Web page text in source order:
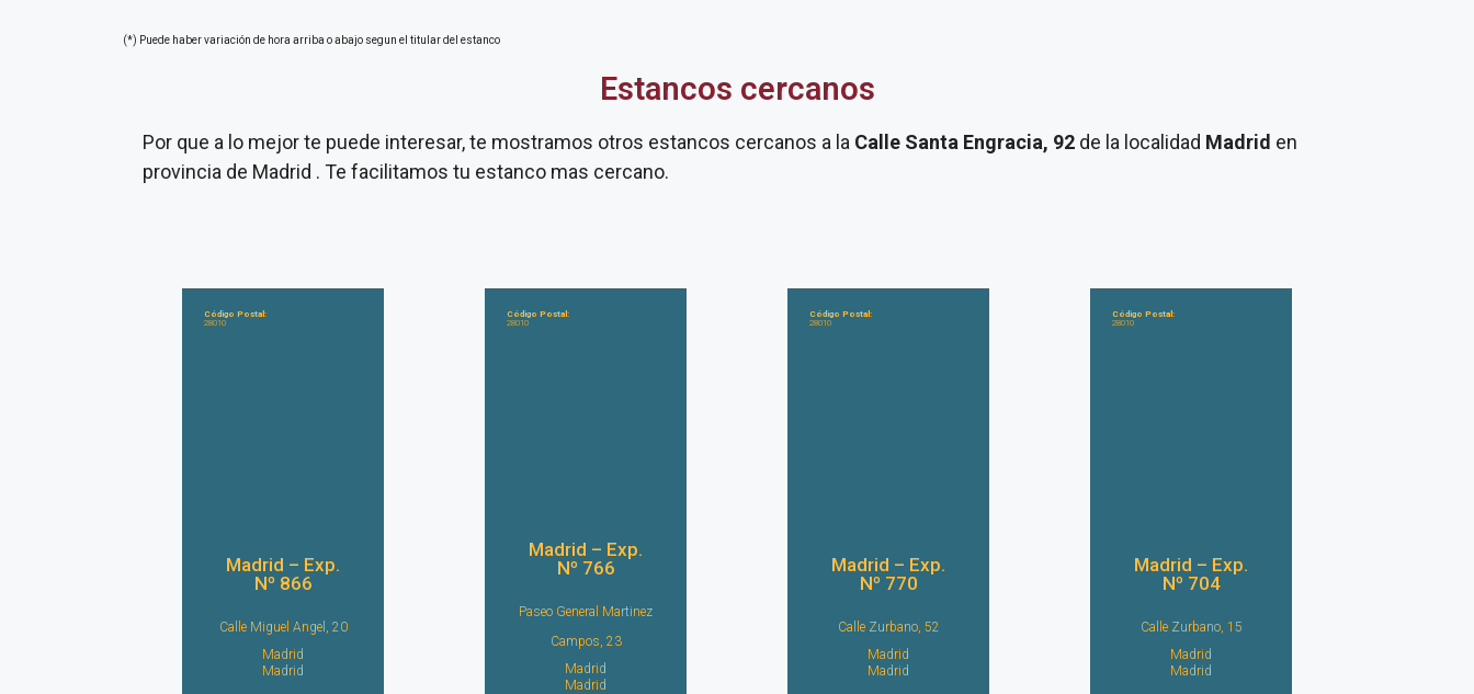
(*) Puede haber variación de hora arriba o abajo segun el titular del estanco
Estancos cercanos
Por que a lo mejor te puede interesar, te mostramos otros estancos cercanos a la Calle Santa Engracia, 92 de la localidad Madrid en
provincia de Madrid . Te facilitamos tu estanco mas cercano.
Código Postal:
28010
Madrid – Exp.
Nº 866
Calle Miguel Angel, 20
Madrid
Madrid
Código Postal:
28010
Madrid – Exp.
Nº 766
Paseo General Martinez
Campos, 23
Madrid
Madrid
Código Postal:
28010
Madrid – Exp.
Nº 770
Calle Zurbano, 52
Madrid
Madrid
Código Postal:
28010
Madrid – Exp.
Nº 704
Calle Zurbano, 15
Madrid
Madrid